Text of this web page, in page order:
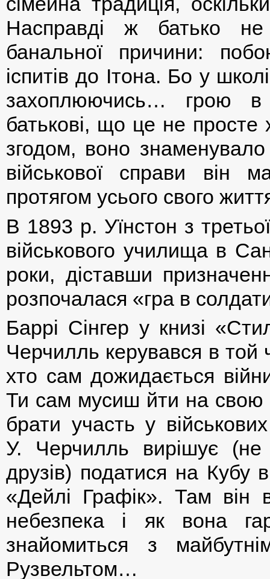
Насправді ж батько
банальної причини:
іспитів до Ітона. Бо у
захоплюючись… грою в
батькові, що це не просте
згодом, воно
військової справи він
протягом усього свого
В 1893 р. Уїнстон з
військового училища в
роки, діставши
розпочалася «гра в
Баррі Сінгер у книзі
Черчилль керувався в
хто сам дожидається
Ти сам мусиш йти на свою
брати участь у
У. Черчилль вирішує (не
друзів) податися на Кубу
«Дейлі Графік». Там він
небезпека і як вона
знайомиться з
Рузвельтом…